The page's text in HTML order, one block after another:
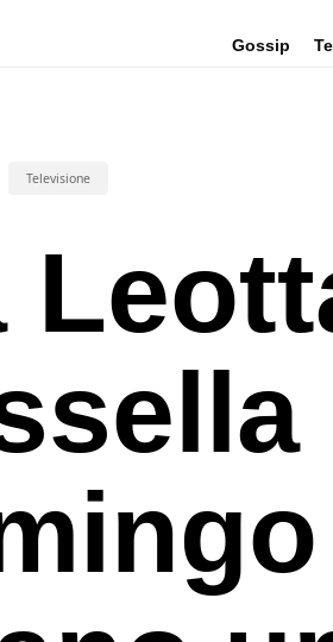
Gossip
Televisione